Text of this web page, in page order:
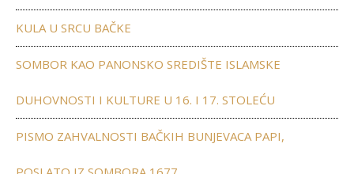
KULA U SRCU BAČKE
SOMBOR KAO PANONSKO SREDIŠTE ISLAMSKE
DUHOVNOSTI I KULTURE U 16. I 17. STOLEĆU
PISMO ZAHVALNOSTI BAČKIH BUNJEVACA PAPI,